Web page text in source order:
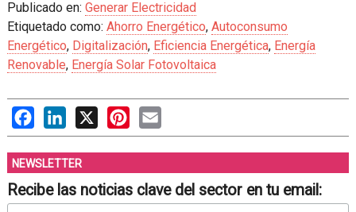
Publicado en: Generar Electricidad
Etiquetado como: Ahorro Energético, Autoconsumo
Energético, Digitalización, Eficiencia Energética, Energía
Renovable, Energía Solar Fotovoltaica
FacebookLinkedIn
X PinterestEmail
NEWSLETTER
Recibe las noticias clave del sector en tu email: